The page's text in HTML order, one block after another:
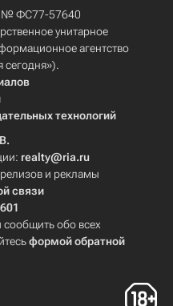
№ ФС77-57640
унитарное
агентство
технологий
realty@ria.ru
и рекламы
связи
сообщить обо всех
формой обратной